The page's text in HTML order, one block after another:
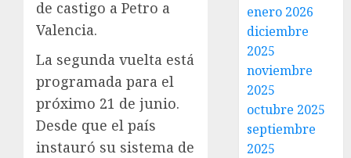
de castigo a Petro a
Valencia.
La segunda vuelta está
programada para el
próximo 21 de junio.
Desde que el país
instauró su sistema de
enero 2026
diciembre
2025
noviembre
2025
octubre 2025
septiembre
2025